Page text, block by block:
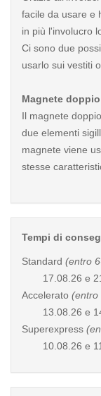
facile da usare e
in più l'involucro
Ci sono due
usarlo sui vestiti
Magnete
Il magnete
due elementi
magnete viene
stesse
Tempi di
Standard (entro
17.08.26 e
Accelerato (entro
13.08.26 e
Superexpress
10.08.26 e